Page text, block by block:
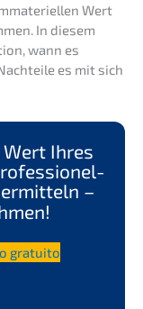
Wert
In diesem
wann es
es mit sich
Wert Ihres
ermit­teln –
gratuito